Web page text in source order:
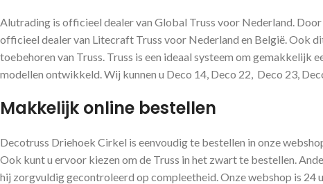
Alutrading is officieel dealer van Global Truss voor Nederland.
officieel dealer van Litecraft Truss voor Nederland en België. Ook
toebehoren van Truss. Truss is een ideaal systeem om
modellen ontwikkeld. Wij kunnen u Deco 14, Deco 22, Deco 23,
Makkelijk online bestellen
Decotruss Driehoek Cirkel is eenvoudig te bestellen in onze
Ook kunt u ervoor kiezen om de Truss in het zwart te bestellen.
hij zorgvuldig gecontroleerd op compleetheid. Onze webshop is 24